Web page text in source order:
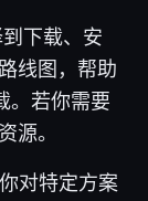
下载、安
线图，帮助
。若你需要
源。
对特定方案